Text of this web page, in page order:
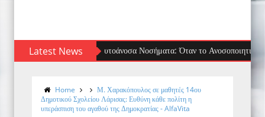
Latest News Τσίμπημα μέδουσας: πρώτες βοήθειες,
Home
Μ. Χαρακόπουλος σε μαθητές 14ου
Δημοτικού Σχολείου Λάρισας: Ευθύνη κάθε πολίτη η
υπεράσπιση του αγαθού της Δημοκρατίας - AlfaVita